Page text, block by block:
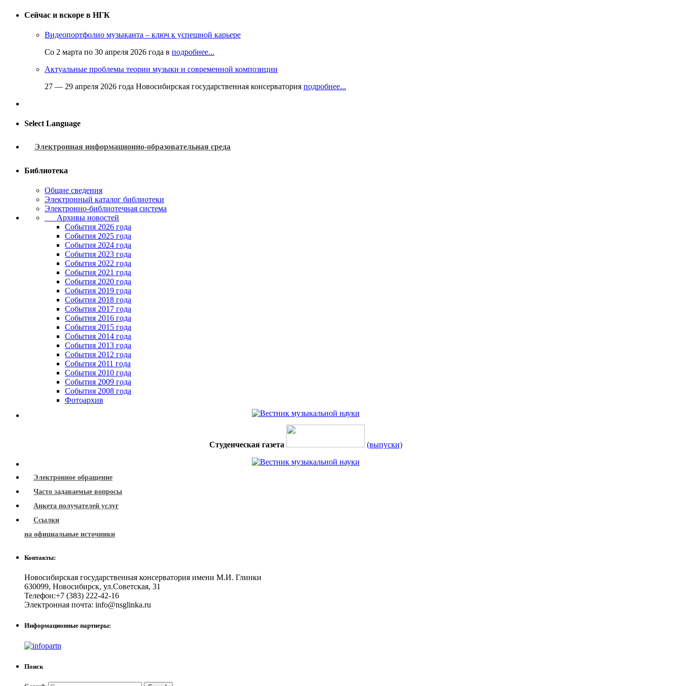
Сейчас и вскоре в НГК
Видеопортфолио музыканта – ключ к успешной карьере
Со 2 марта по 30 апреля 2026 года в подробнее...
Актуальные проблемы теории музыки и современной композиции
27 — 29 апреля 2026 года Новосибирская государственная консерватория подробнее...
Select Language
Электронная информационно-образовательная среда
Библиотека
Общие сведения
Электронный каталог библиотеки
Электронно-библиотечная система
Архивы новостей
Cобытия 2026 года
События 2025 года
События 2024 года
События 2023 года
Cобытия 2022 года
Cобытия 2021 года
События 2020 года
События 2019 года
События 2018 года
События 2017 года
События 2016 года
События 2015 года
События 2014 года
События 2013 года
События 2012 года
События 2011 года
События 2010 года
События 2009 года
События 2008 года
Фотоархив
Студенческая газета (выпуски)
Электронное обращение
Часто задаваемые вопросы
Анкета получателей услуг
Ссылки
на официальные источники
Контакты:
Новосибирская государственная консерватория имени М.И. Глинки
630099, Новосибирск, ул.Советская, 31
Телефон:+7 (383) 222-42-16
Электронная почта: info@nsglinka.ru
Информационные партнеры:
Поиск